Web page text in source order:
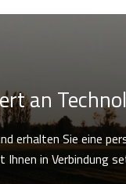
an
erhalten Sie eine
in Verbindung